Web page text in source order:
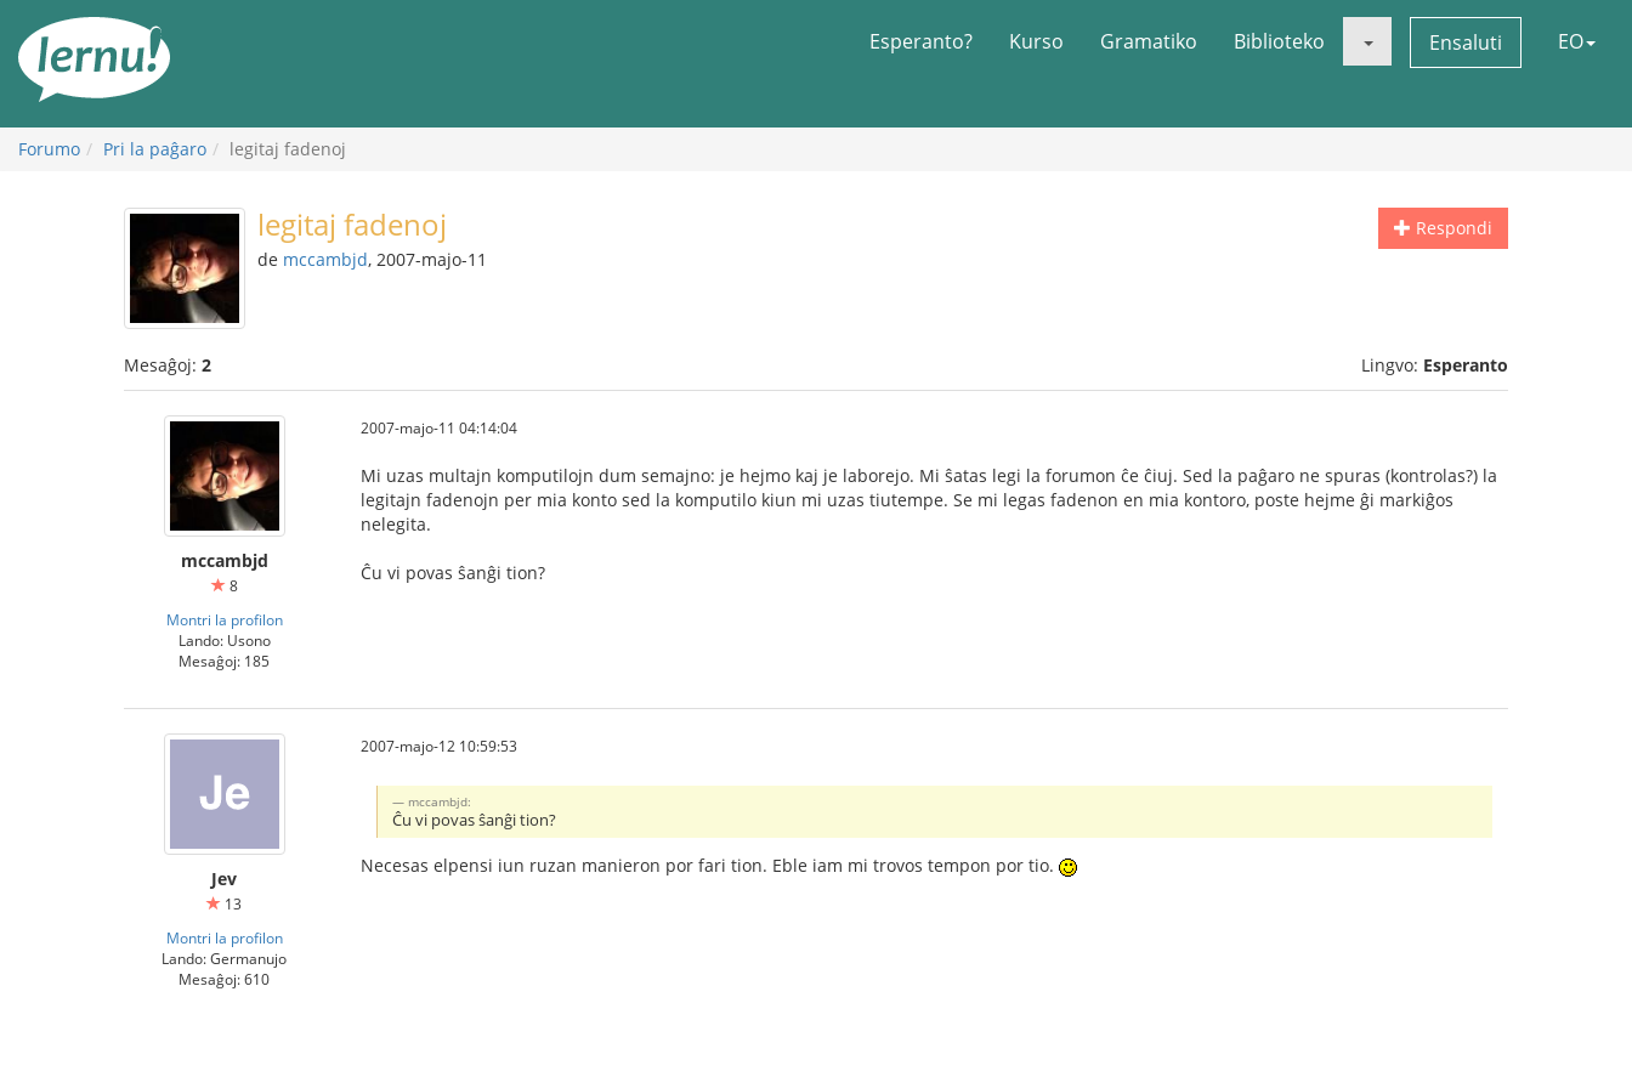
enhavo
Esperanto? Kurso Gramatiko Biblioteko Ensaluti EO
Forumo Pri la paĝaro legitaj fadenoj
Respondi
legitaj fadenoj
de mccambjd, 2007-majo-11
Mesaĝoj: 2 Lingvo: Esperanto
mccambjd
8
Montri la profilon
Lando: Usono
Mesaĝoj: 185
2007-majo-11 04:14:04
Mi uzas multajn komputilojn dum semajno: je hejmo kaj je laborejo. Mi ŝatas legi la forumon ĉe ĉiuj. Sed la paĝaro ne spuras (kontrolas?) la
legitajn fadenojn per mia konto sed la komputilo kiun mi uzas tiutempe. Se mi legas fadenon en mia kontoro, poste hejme ĝi markiĝos
nelegita.
Ĉu vi povas ŝanĝi tion?
Jev
13
Montri la profilon
Lando: Germanujo
Mesaĝoj: 610
2007-majo-12 10:59:53
mccambjd:
Ĉu vi povas ŝanĝi tion?
Necesas elpensi iun ruzan manieron por fari tion. Eble iam mi trovos tempon por tio.